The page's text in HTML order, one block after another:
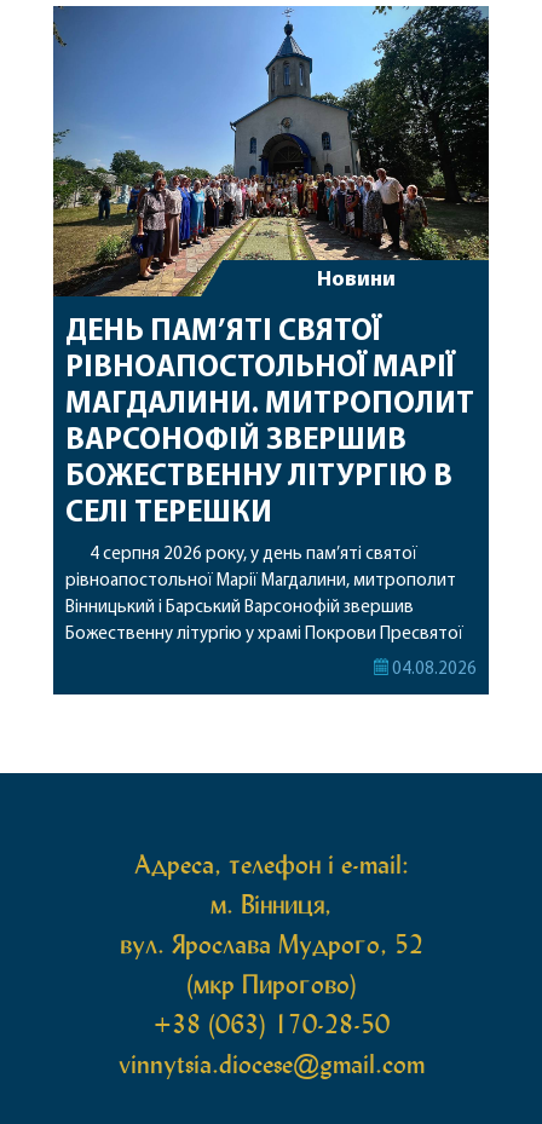
священному сані. Під час богослужіння підносилися
особливі молитви за мир в Україні, за воїнів, які
Новини
ДЕНЬ ПАМ’ЯТІ СВЯТОЇ
РІВНОАПОСТОЛЬНОЇ МАРІЇ
МАГДАЛИНИ. МИТРОПОЛИТ
ВАРСОНОФІЙ ЗВЕРШИВ
БОЖЕСТВЕННУ ЛІТУРГІЮ В
СЕЛІ ТЕРЕШКИ
4 серпня 2026 року, у день пам’яті святої
рівноапостольної Марії Магдалини, митрополит
Вінницький і Барський Варсонофій звершив
Божественну літургію у храмі Покрови Пресвятої
Богородиці села Терешки Барського благочиння.
04.08.2026
Адреса, телефон і e-mail:
м. Вінниця,
вул. Ярослава Мудрого, 52
(мкр Пирогово)
+38 (063) 170-28-50
vinnytsia.diocese@gmail.com